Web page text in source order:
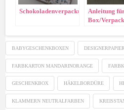
SchokoladenverpackungAnleitung
Box/
BABYGESCHENKBOXEN
FARBKARTON MANDARINORANGE
GESCHENKBOX HÄKELBORDÜRE
KLAMMERN NEUTRALFARBEN